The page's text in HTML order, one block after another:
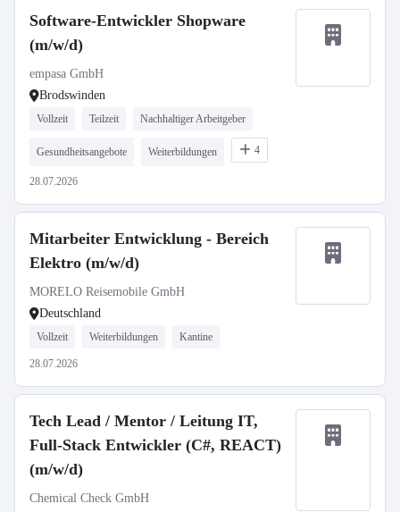
Software-Entwickler Shopware
(m/w/d)
empasa GmbH
Brodswinden
Vollzeit Teilzeit Nachhaltiger Arbeitgeber
Gesundheitsangebote Weiterbildungen 4
28.07.2026
Mitarbeiter Entwicklung - Bereich
Elektro (m/w/d)
MORELO Reisemobile GmbH
Deutschland
Vollzeit Weiterbildungen Kantine
28.07.2026
Tech Lead / Mentor / Leitung IT,
Full-Stack Entwickler (C#, REACT)
(m/w/d)
Chemical Check GmbH